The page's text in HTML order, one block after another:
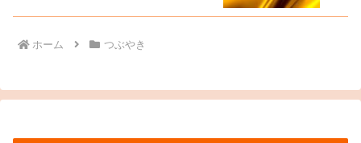
ホーム つぶやき